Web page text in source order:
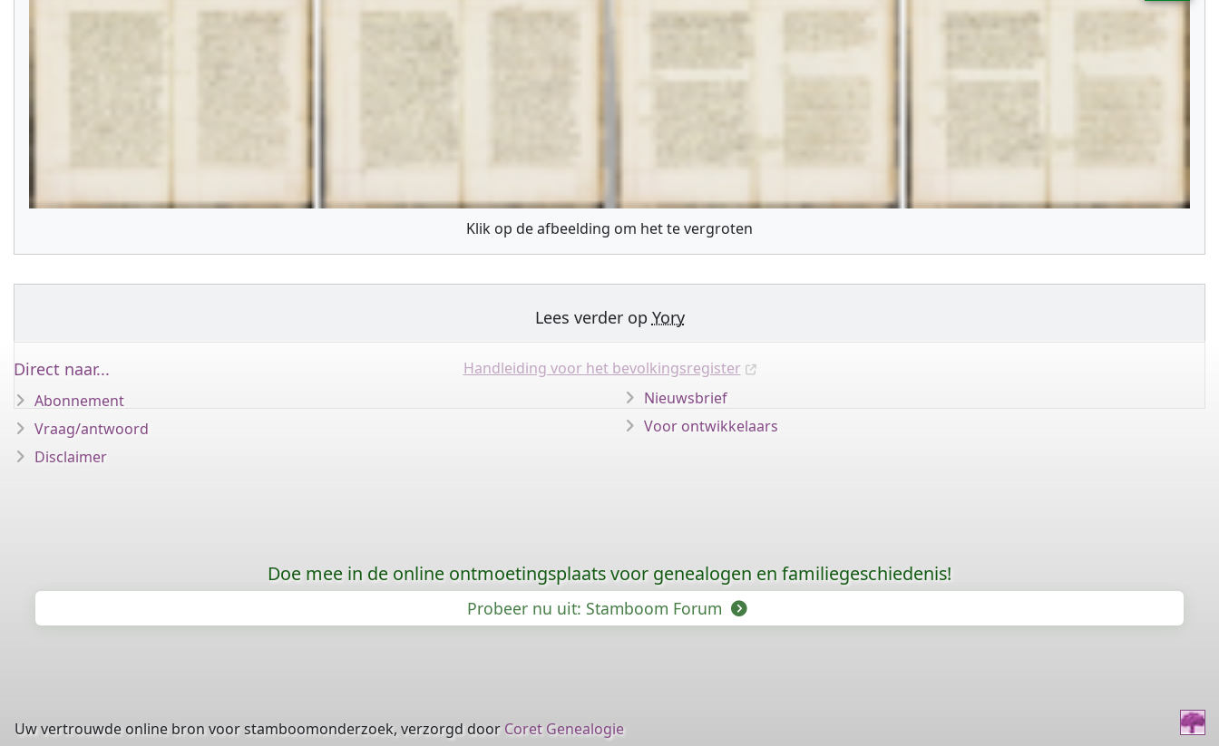
Klik op de afbeelding om het te vergroten
Lees verder op Yory
Handleiding voor het bevolkingsregister
Direct naar...
Abonnement
Vraag/antwoord
Disclaimer
Nieuwsbrief
Voor ontwikkelaars
Doe mee in de online ontmoetingsplaats voor genealogen en familiegeschiedenis!
Probeer nu uit: Stamboom Forum
Uw vertrouwde online bron voor stamboomonderzoek, verzorgd door Coret Genealogie